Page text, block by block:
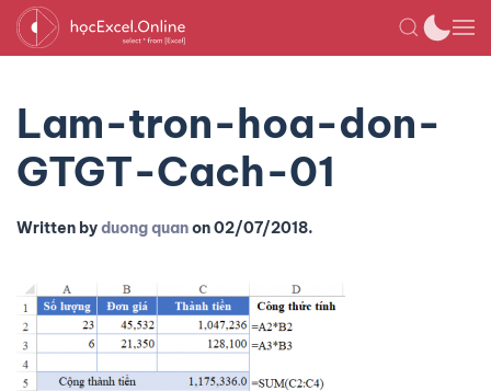
Lam-tron-hoa-don-
GTGT-Cach-01
Written byduong quanon02/07/2018.